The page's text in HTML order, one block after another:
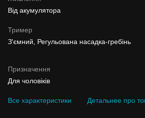
Від акумулятора
Тример
З'ємний, Регульована насадка-гребінь
Призначення
Для чоловіків
Все характеристики Детальнее про